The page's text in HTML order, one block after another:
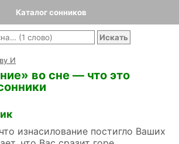
Каталог сонников
И
во сне — что это
изнасилование постигло Ваших